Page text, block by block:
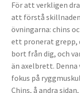
För att verkligen
att förstå
övningarna: chins
ett pronerat grepp,
bort från dig, och
än axelbrett.
fokus på
Chins, å andra